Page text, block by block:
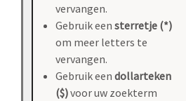
vervangen.
Gebruik een sterretje (*)
om meer letters te
vervangen.
Gebruik een dollarteken
($)voor uw zoekterm